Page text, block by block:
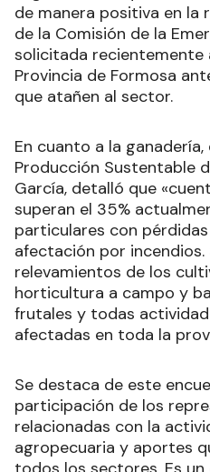
de manera positiva en la
de la Comisión de la
solicitada recientemente
Provincia de Formosa
que atañen al sector.
En cuanto a la
Producción Sustentable
García, detalló que
superan el 35%
particulares con
afectación por
relevamientos de los
horticultura a campo y
frutales y todas
afectadas en toda la
Se destaca de este
participación de los
relacionadas con la
agropecuaria y aportes